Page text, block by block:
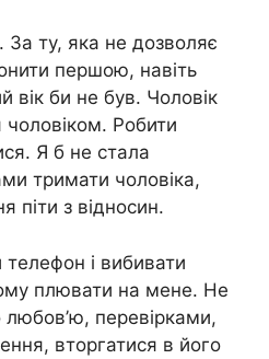
За ту, яка не дозволяє
першою, навіть
би не був. Чоловік
Робити
Я б не стала
тримати чоловіка,
піти з відносин.
і вибивати
плювати на мене. Не
перевірками,
вторгатися в його